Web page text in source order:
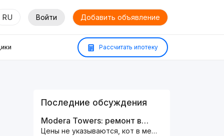
RU Войти Добавить объявление
Рассчитать ипотеку
Последние обсуждения
Modera Towers: ремонт в…
Цены не указываются, кот в мешке